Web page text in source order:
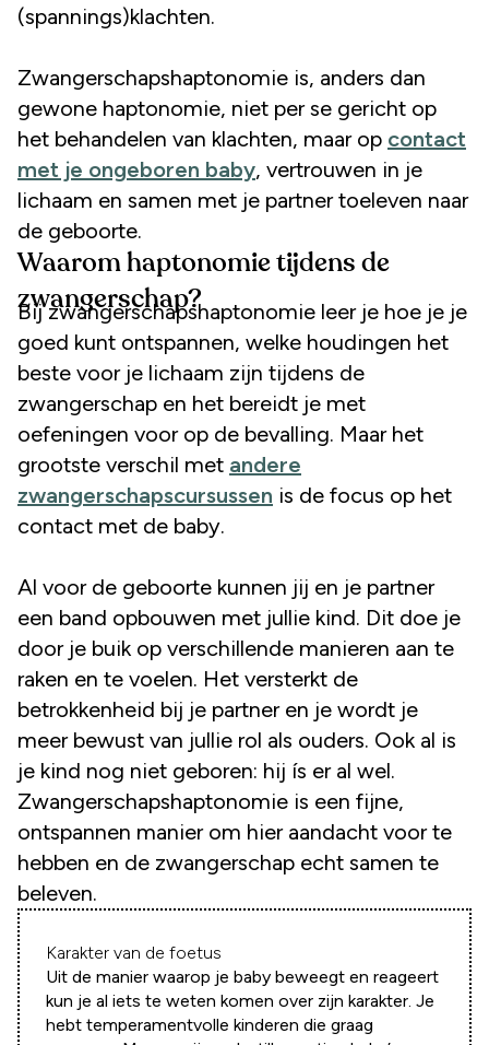
(spannings)klachten.
Zwangerschapshaptonomie is, anders dan
gewone haptonomie, niet per se gericht op
het behandelen van klachten, maar op contact
met je ongeboren baby, vertrouwen in je
lichaam en samen met je partner toeleven naar
de geboorte.
Waarom haptonomie tijdens de
zwangerschap?
Bij zwangerschapshaptonomie leer je hoe je je
goed kunt ontspannen, welke houdingen het
beste voor je lichaam zijn tijdens de
zwangerschap en het bereidt je met
oefeningen voor op de bevalling. Maar het
grootste verschil met andere
zwangerschapscursussen is de focus op het
contact met de baby.
Al voor de geboorte kunnen jij en je partner
een band opbouwen met jullie kind. Dit doe je
door je buik op verschillende manieren aan te
raken en te voelen. Het versterkt de
betrokkenheid bij je partner en je wordt je
meer bewust van jullie rol als ouders. Ook al is
je kind nog niet geboren: hij ís er al wel.
Zwangerschapshaptonomie is een fijne,
ontspannen manier om hier aandacht voor te
hebben en de zwangerschap echt samen te
beleven.
Karakter van de foetus
Uit de manier waarop je baby beweegt en reageert
kun je al iets te weten komen over zijn karakter. Je
hebt temperamentvolle kinderen die graag